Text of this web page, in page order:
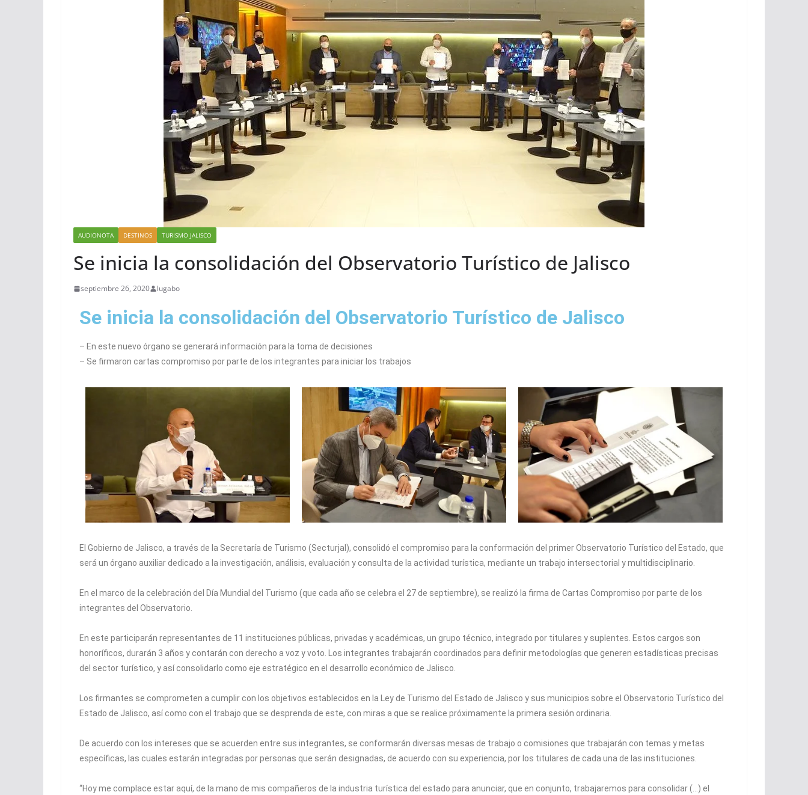
AUDIONOTA DESTINOS TURISMO JALISCO
Se inicia la consolidación del Observatorio Turístico de Jalisco
septiembre 26, 2020 lugabo
Se inicia la consolidación del Observatorio Turístico de Jalisco
– En este nuevo órgano se generará información para la toma de decisiones
– Se firmaron cartas compromiso por parte de los integrantes para iniciar los trabajos
El Gobierno de Jalisco, a través de la Secretaría de Turismo (Secturjal), consolidó el compromiso para la conformación del primer Observatorio Turístico del Estado, que
será un órgano auxiliar dedicado a la investigación, análisis, evaluación y consulta de la actividad turística, mediante un trabajo intersectorial y multidisciplinario.
En el marco de la celebración del Día Mundial del Turismo (que cada año se celebra el 27 de septiembre), se realizó la firma de Cartas Compromiso por parte de los
integrantes del Observatorio.
En este participarán representantes de 11 instituciones públicas, privadas y académicas, un grupo técnico, integrado por titulares y suplentes. Estos cargos son
honoríficos, durarán 3 años y contarán con derecho a voz y voto. Los integrantes trabajarán coordinados para definir metodologías que generen estadísticas precisas
del sector turístico, y así consolidarlo como eje estratégico en el desarrollo económico de Jalisco.
Los firmantes se comprometen a cumplir con los objetivos establecidos en la Ley de Turismo del Estado de Jalisco y sus municipios sobre el Observatorio Turístico del
Estado de Jalisco, así como con el trabajo que se desprenda de este, con miras a que se realice próximamente la primera sesión ordinaria.
De acuerdo con los intereses que se acuerden entre sus integrantes, se conformarán diversas mesas de trabajo o comisiones que trabajarán con temas y metas
específicas, las cuales estarán integradas por personas que serán designadas, de acuerdo con su experiencia, por los titulares de cada una de las instituciones.
“Hoy me complace estar aquí, de la mano de mis compañeros de la industria turística del estado para anunciar, que en conjunto, trabajaremos para consolidar (…) el